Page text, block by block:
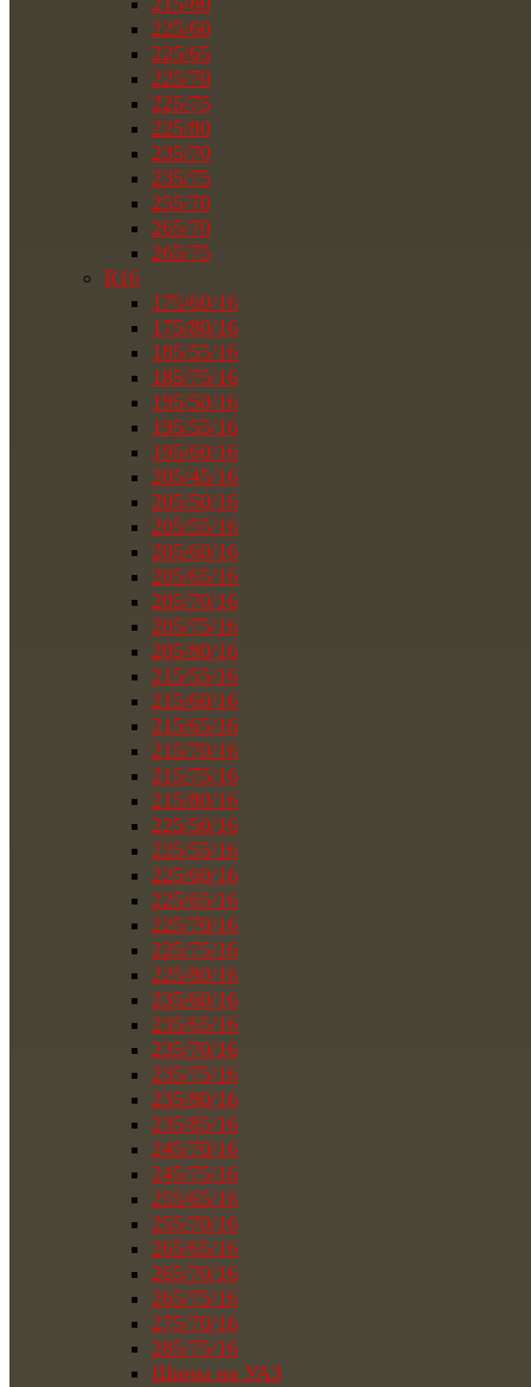
225/60
225/65
225/70
225/75
225/80
235/70
235/75
255/70
265/70
265/75
R16
175/60/16
175/80/16
185/55/16
185/75/16
195/50/16
195/55/16
195/60/16
205/45/16
205/50/16
205/55/16
205/60/16
205/65/16
205/70/16
205/75/16
205/80/16
215/55/16
215/60/16
215/65/16
215/70/16
215/75/16
215/80/16
225/50/16
225/55/16
225/60/16
225/65/16
225/70/16
225/75/16
225/80/16
235/60/16
235/65/16
235/70/16
235/75/16
235/80/16
235/85/16
245/70/16
245/75/16
255/65/16
255/70/16
265/65/16
265/70/16
265/75/16
275/70/16
285/75/16
Шины на УАЗ